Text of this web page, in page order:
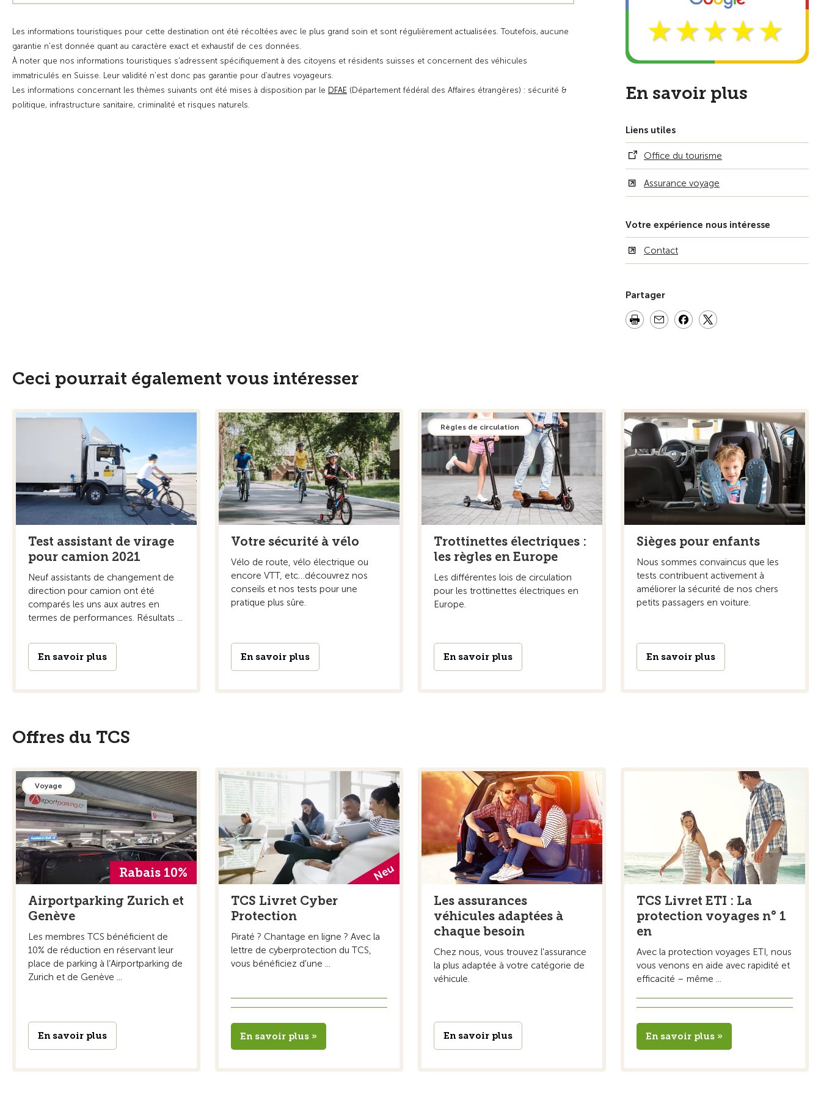
Les informations touristiques pour cette destination ont été récoltées avec le plus grand soin et sont régulièrement actualisées. Toutefois, aucune
garantie n'est donnée quant au caractère exact et exhaustif de ces données.
À noter que nos informations touristiques s'adressent spécifiquement à des citoyens et résidents suisses et concernent des véhicules
immatriculés en Suisse. Leur validité n’est donc pas garantie pour d’autres voyageurs.
Les informations concernant les thèmes suivants ont été mises à disposition par le DFAE (Département fédéral des Affaires étrangères) : sécurité &
politique, infrastructure sanitaire, criminalité et risques naturels.
En savoir plus
Liens utiles
Office du tourisme
Assurance voyage
Votre expérience nous intéresse
Contact
Partager
Ceci pourrait également vous intéresser
Test assistant de virage
pour camion 2021
Neuf assistants de changement de
direction pour camion ont été
comparés les uns aux autres en
termes de performances. Résultats ...
En savoir plus
Votre sécurité à vélo
Vélo de route, vélo électrique ou
encore VTT, etc…découvrez nos
conseils et nos tests pour une
pratique plus sûre.
En savoir plus
Règles de circulation
Trottinettes électriques :
les règles en Europe
Les différentes lois de circulation
pour les trottinettes électriques en
Europe.
En savoir plus
Sièges pour enfants
Nous sommes convaincus que les
tests contribuent activement à
améliorer la sécurité de nos chers
petits passagers en voiture.
En savoir plus
Offres du TCS
Voyage
Rabais 10%
Airportparking Zurich et
Genève
Les membres TCS bénéficient de
10% de réduction en réservant leur
place de parking à l’Airportparking de
Zurich et de Genève ...
En savoir plus
TCS Livret Cyber
Protection
Piraté ? Chantage en ligne ? Avec la
lettre de cyberprotection du TCS,
vous bénéficiez d'une ...
En savoir plus »
Les assurances
véhicules adaptées à
chaque besoin
Chez nous, vous trouvez l'assurance
la plus adaptée à votre catégorie de
véhicule.
En savoir plus
TCS Livret ETI : La
protection voyages n° 1
en
Avec la protection voyages ETI, nous
vous venons en aide avec rapidité et
efficacité – même ...
En savoir plus »